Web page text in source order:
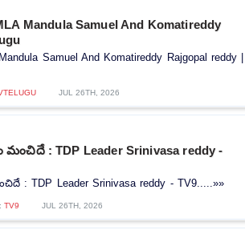
Mandula Samuel And Komatireddy
Samuel And Komatireddy Rajgopal reddy |
JUL 26TH, 2026
: TDP Leader Srinivasa reddy -
TDP Leader Srinivasa reddy - TV9.....»»
TV9 JUL 26TH, 2026